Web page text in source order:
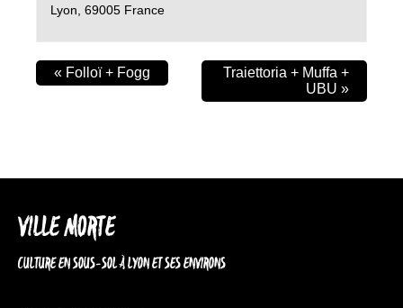
Lyon 69005 France
« Folloï + Fogg
Traiettoria + Muffa +
UBU »
VILLE MORTE
CULTURE EN SOUS-SOL À LYON ET SES ENVIRONS